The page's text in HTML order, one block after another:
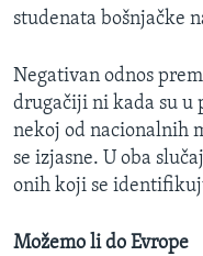
studenata bošnjačke
Negativan odnos
drugačiji ni kada su
nekoj od nacionalnih
se izjasne. U oba
onih koji se
Možemo li do Evrope